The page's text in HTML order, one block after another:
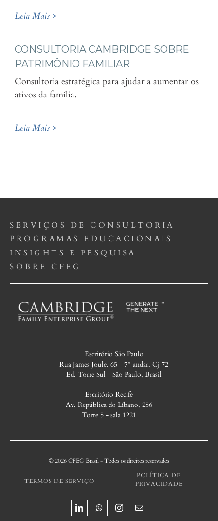
Leia Mais >
CONSULTORIA CAMBRIDGE SOBRE
PATRIMÔNIO FAMILIAR
Consultoria estratégica para ajudar a aumentar os
ativos da família.
Leia Mais >
SERVIÇOS DE CONSULTORIA
PROGRAMAS EDUCACIONAIS
INSIGHTS E PESQUISA
SOBRE CFEG
Escritório São Paulo
Rua James Joule, 65 - 7° andar, Cj 72
Ed. Torre Sul - São Paulo, Brasil
Escritório Recife
Av. República do Líbano, 256
Torre 5 - sala 1221
© 2026 CFEG Brasil - Todos os direitos reservados
TERMOS DE SERVIÇO
POLÍTICA DE
PRIVACIDADE